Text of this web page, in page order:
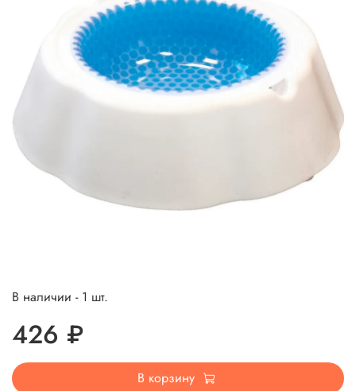
В наличии - 1 шт.
426 ₽
В корзину